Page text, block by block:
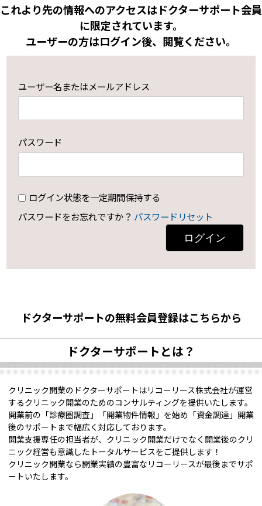
これより先の情報へのアクセスはドクターサポート会員
に限定されています。
ユーザーの方はログイン後、閲覧ください。
ユーザー名またはメールアドレス
パスワード
ログイン状態を一定期間保持する
パスワードをお忘れですか？ パスワードリセット
ログイン
ドクターサポートの無料会員登録はこちらから
ドクターサポートとは？
クリニック開業のドクターサポートはリコーリース株式会社が運営
するクリニック開業のためのコンサルティングを提供いたします。
開業前の「診療圏調査」「開業物件情報」を始め「資金調達」開業
後のサポートまで幅広く対応しております。
開業支援専任の担当者が、クリニック開業だけでなく開業後のクリ
ニック経営も意識したトータルサービスをご提供します！
クリニック開業なら開業実績の豊富なリコーリースが最後までサポ
ートいたします。